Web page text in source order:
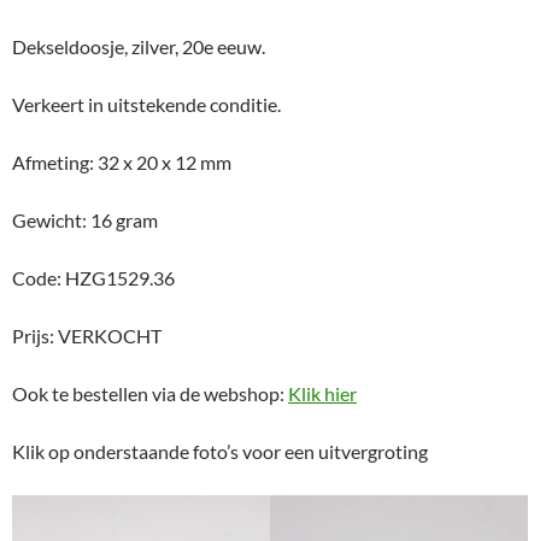
Dekseldoosje, zilver, 20e eeuw.
Verkeert in uitstekende conditie.
Afmeting: 32 x 20 x 12 mm
Gewicht: 16 gram
Code: HZG1529.36
Prijs: VERKOCHT
Ook te bestellen via de webshop: Klik hier
Klik op onderstaande foto’s voor een uitvergroting